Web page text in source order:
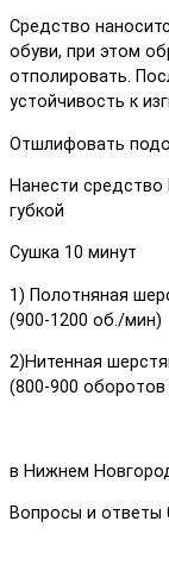
Средство
обуви, при этом
отполировать.
устойчивость к
Отшлифовать
Нанести средство
губкой
Сушка 10 минут
1) Полотняная
(900-1200 об./мин)
2)Нитенная
(800-900 оборотов
в Нижнем
Вопросы и ответы